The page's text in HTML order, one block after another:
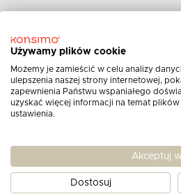
Używamy plików cookie
Możemy je zamieścić w celu analizy
ulepszenia naszej strony internetowej,
zapewnienia Państwu wspaniałego
uzyskać więcej informacji na temat
ustawienia.
Akceptuj
Dostosuj